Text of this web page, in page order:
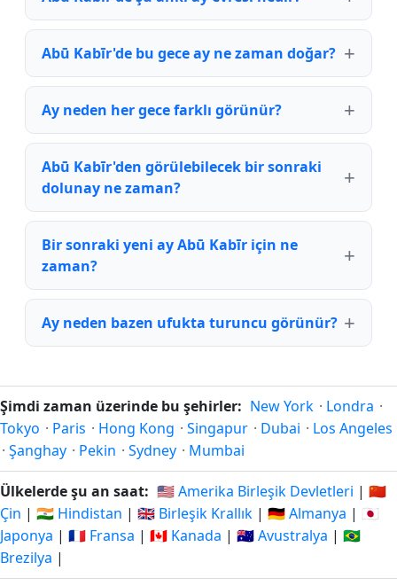
Abū Kabīr'de bu gece ay ne zaman doğar?
Ay neden her gece farklı görünür?
Abū Kabīr'den görülebilecek bir sonraki
dolunay ne zaman?
Bir sonraki yeni ay Abū Kabīr için ne
zaman?
Ay neden bazen ufukta turuncu görünür?
Şimdi zaman üzerinde bu şehirler: New York · Londra ·
Tokyo · Paris · Hong Kong · Singapur · Dubai · Los Angeles
· Şanghay · Pekin · Sydney · Mumbai
Ülkelerde şu an saat: 🇺🇸 Amerika Birleşik Devletleri | 🇨🇳
Çin | 🇮🇳 Hindistan | 🇬🇧 Birleşik Krallık | 🇩🇪 Almanya | 🇯🇵
Japonya | 🇫🇷 Fransa | 🇨🇦 Kanada | 🇦🇺 Avustralya | 🇧🇷
Brezilya |